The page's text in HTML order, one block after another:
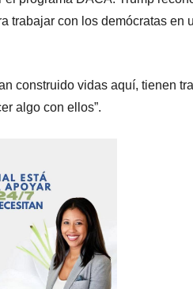
trabajar con los demócratas en
construido vidas aquí, tienen
algo con ellos”.